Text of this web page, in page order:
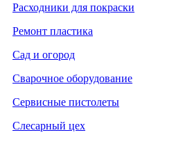
Расходники для покраски
Ремонт пластика
Сад и огород
Сварочное оборудование
Сервисные пистолеты
Слесарный цех